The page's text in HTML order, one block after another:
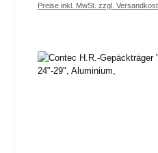
Preise inkl. MwSt. zzgl.